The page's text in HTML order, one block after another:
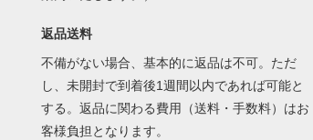
返品送料
不備がない場合、基本的に返品は不可。ただ
し、未開封で到着後1週間以内であれば可能と
する。返品に関わる費用（送料・手数料）はお
客様負担となります。